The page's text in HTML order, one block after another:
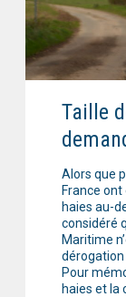
Taille
Alors que
France
haies au-
considéré
Maritime
dérogation
Pour
haies et la